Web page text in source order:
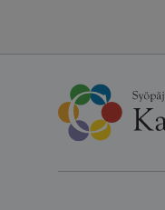
sisältöön